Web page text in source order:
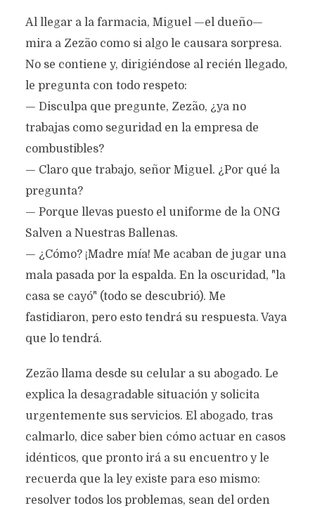
Al llegar a la farmacia, Miguel —el dueño—
mira a Zezão como si algo le causara sorpresa.
No se contiene y, dirigiéndose al recién llegado,
le pregunta con todo respeto:
— Disculpa que pregunte, Zezão, ¿ya no
trabajas como seguridad en la empresa de
combustibles?
— Claro que trabajo, señor Miguel. ¿Por qué la
pregunta?
— Porque llevas puesto el uniforme de la ONG
Salven a Nuestras Ballenas.
— ¿Cómo? ¡Madre mía! Me acaban de jugar una
mala pasada por la espalda. En la oscuridad, "la
casa se cayó" (todo se descubrió). Me
fastidiaron, pero esto tendrá su respuesta. Vaya
que lo tendrá.
Zezão llama desde su celular a su abogado. Le
explica la desagradable situación y solicita
urgentemente sus servicios. El abogado, tras
calmarlo, dice saber bien cómo actuar en casos
idénticos, que pronto irá a su encuentro y le
recuerda que la ley existe para eso mismo:
resolver todos los problemas, sean del orden